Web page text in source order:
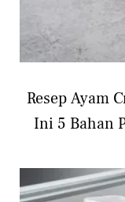
Resep Ayam
Ini 5 Bahan